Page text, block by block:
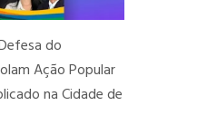
do
Ação Popular
na Cidade de